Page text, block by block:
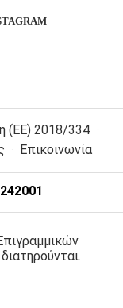
(ΕΕ) 2018/334
Επικοινωνία